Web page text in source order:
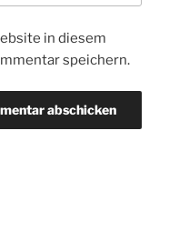
in diesem
speichern.